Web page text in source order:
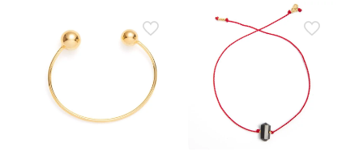
wiele
wariantów.
na